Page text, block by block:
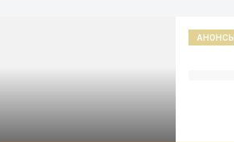
АНОНСЫ